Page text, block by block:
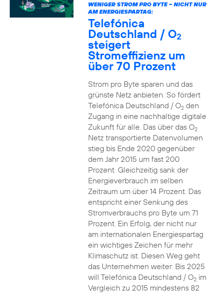
WENIGER STROM PRO BYTE – NICHT NUR
AM ENERGIESPARTAG:
Telefónica
Deutschland / O2
steigert
Stromeffizienz um
über 70 Prozent
Strom pro Byte sparen und das
grünste Netz anbieten. So fördert
Telefónica Deutschland / O2den
Zugang in eine nachhaltige digitale
Zukunft für alle. Das über das O2
Netz transportierte Datenvolumen
stieg bis Ende 2020 gegenüber
dem Jahr 2015 um fast 200
Prozent. Gleichzeitig sank der
Energieverbrauch im selben
Zeitraum um über 14 Prozent. Das
entspricht einer Senkung des
Stromverbrauchs pro Byte um 71
Prozent. Ein Erfolg, der nicht nur
am internationalen Energiespartag
ein wichtiges Zeichen für mehr
Klimaschutz ist. Diesen Weg geht
das Unternehmen weiter: Bis 2025
will Telefónica Deutschland / O2im
Vergleich zu 2015 mindestens 82